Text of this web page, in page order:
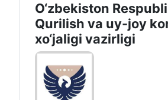
O‘zbekiston
Qurilish va uy-joy
xo‘jaligi vazirligi